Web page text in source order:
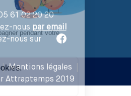
61 02 20 20
nous par email
nous sur
| Mentions légales
Attraptemps 2019